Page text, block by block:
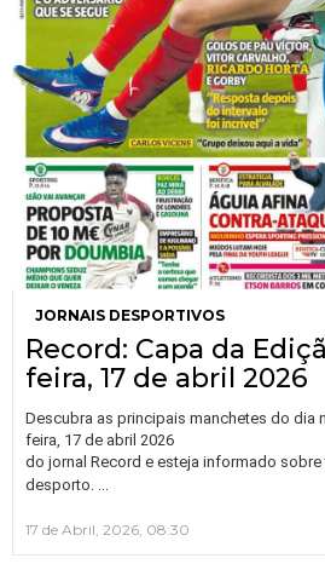
JORNAIS DESPORTIVOS
Record: Capa da
feira, 17 de abril 2026
Descubra as principais manchetes do dia
feira, 17 de abril 2026
do jornal Record e esteja informado
desporto.
17 de Abril, 2026, 08:30